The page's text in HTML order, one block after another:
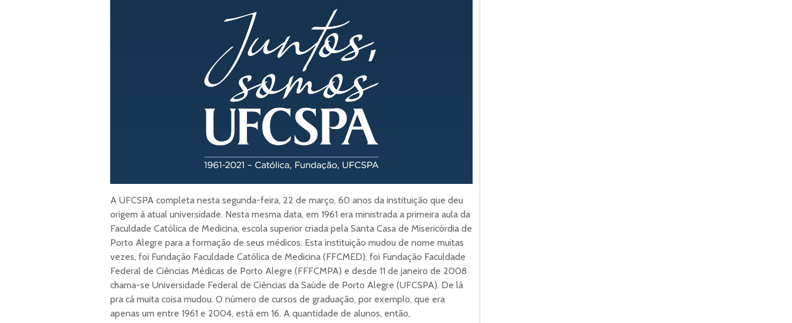
A UFCSPA completa nesta segunda-feira, 22 de março, 60 anos da instituição que deu
origem à atual universidade. Nesta mesma data, em 1961 era ministrada a primeira aula da
Faculdade Católica de Medicina, escola superior criada pela Santa Casa de Misericórdia de
Porto Alegre para a formação de seus médicos. Esta instituição mudou de nome muitas
vezes, foi Fundação Faculdade Católica de Medicina (FFCMED), foi Fundação Faculdade
Federal de Ciências Médicas de Porto Alegre (FFFCMPA) e desde 11 de janeiro de 2008
chama-se Universidade Federal de Ciências da Saúde de Porto Alegre (UFCSPA). De lá
pra cá muita coisa mudou. O número de cursos de graduação, por exemplo, que era
apenas um entre 1961 e 2004, está em 16. A quantidade de alunos, então,